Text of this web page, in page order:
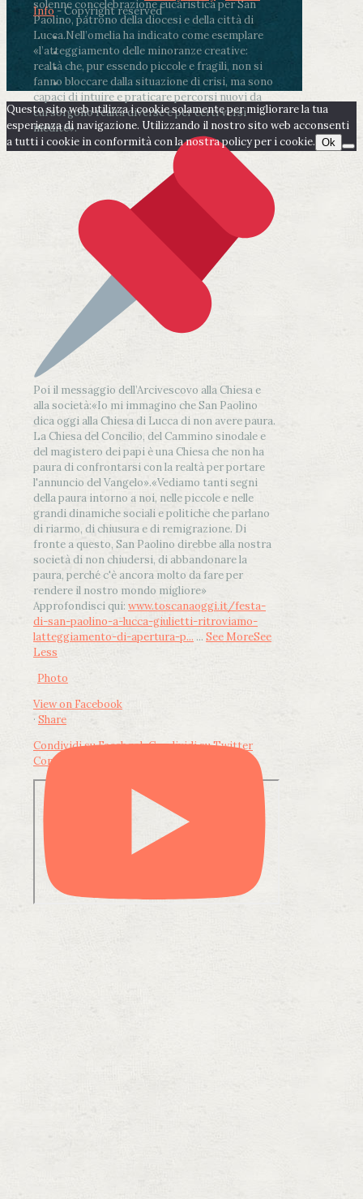
solenne concelebrazione eucaristica per San
Paolino, patrono della diocesi e della città di
Lucca.Nell’omelia ha indicato come esemplare
«l’atteggiamento delle minoranze creative:
realtà che, pur essendo piccole e fragili, non si
fanno bloccare dalla situazione di crisi, ma sono
capaci di intuire e praticare percorsi nuovi da
cui sorgono realtà diverse e per certi versi
inedite».
Poi il messaggio dell’Arcivescovo alla Chiesa e
alla società:«Io mi immagino che San Paolino
dica oggi alla Chiesa di Lucca di non avere paura.
La Chiesa del Concilio, del Cammino sinodale e
del magistero dei papi è una Chiesa che non ha
paura di confrontarsi con la realtà per portare
l'annuncio del Vangelo».«Vediamo tanti segni
della paura intorno a noi, nelle piccole e nelle
grandi dinamiche sociali e politiche che parlano
di riarmo, di chiusura e di remigrazione. Di
fronte a questo, San Paolino direbbe alla nostra
società di non chiudersi, di abbandonare la
paura, perché c'è ancora molto da fare per
rendere il nostro mondo migliore»
Approfondisci qui: www.toscanaoggi.it/festa-
di-san-paolino-a-lucca-giulietti-ritroviamo-
latteggiamento-di-apertura-p... ... See MoreSee
Less
Photo
View on Facebook
· Share
Condividi su FacebookCondividi su Twitter
Condividi su LinkedIn
Info- Copyright reserved
Questo sito web utilizza i cookie solamente per migliorare la tua
esperienza di navigazione. Utilizzando il nostro sito web acconsenti
a tutti i cookie in conformità con la nostra policy per i cookie. Ok